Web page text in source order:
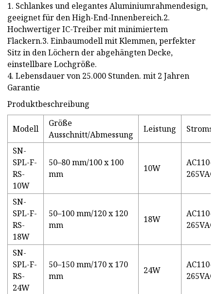
1. Schlankes und elegantes Aluminiumrahmendesign,
geeignet für den High-End-Innenbereich.2.
Hochwertiger IC-Treiber mit minimiertem
Flackern.3. Einbaumodell mit Klemmen, perfekter
Sitz in den Löchern der abgehängten Decke,
einstellbare Lochgröße.
4. Lebensdauer von 25.000 Stunden. mit 2 Jahren
Garantie
Produktbeschreibung
Modell
Größe
Ausschnitt/Abmessung
Leistung
SN-
SPL-F-
RS-
10W
50–80 mm/100 x 100
mm
10W
AC110-
SN-
SPL-F-
RS-
18W
50–100 mm/120 x 120
mm
18W
AC110-
SN-
SPL-F-
RS-
24W
50–150 mm/170 x 170
mm
24W
AC110-